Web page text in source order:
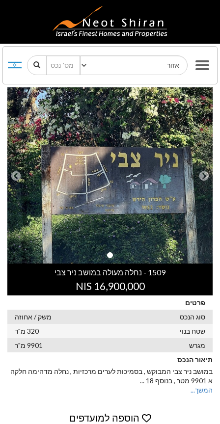
Previous Next
1509 - נחלה מעולה במושב ניר צבי
16,900,000 NIS
פרטים
סוג הנכס
משק / אחוזה
שטח בנוי
320 מ"ר
מגרש
9901 מ"ר
תיאור הנכס
במושב ניר צבי המבוקש , בסמיכות לערים מרכזיות , נחלה מדהימה חלקה
א 9901 מטר , בנוסף 18
...
המשך...
הוספה למועדפים